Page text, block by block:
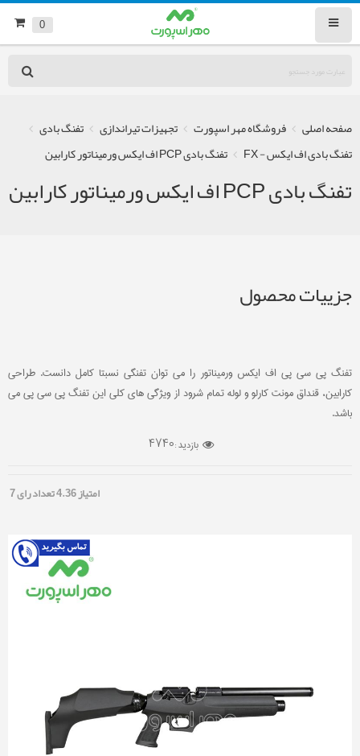
0
صفحه اصلی فروشگاه مهر اسپورت تجهیزات تیراندازی
تفنگ بادی
تفنگ بادی اف ایکس - FX
تفنگ بادی PCP اف ایکس ورمیناتور کارابین
تفنگ بادی PCP اف ایکس ورمیناتور کارابین
جزییات محصول
تفنگ پی سی پی اف ایکس ورمیناتور را می توان تفنگی نسبتا کامل دانست. طراحی
کارابین، قنداق مونت کارلو و لوله تمام شرود از ویژگی های کلی این تفنگ پی سی پی می
باشد.
بازدید :4740
امتیاز4.36تعداد رای7